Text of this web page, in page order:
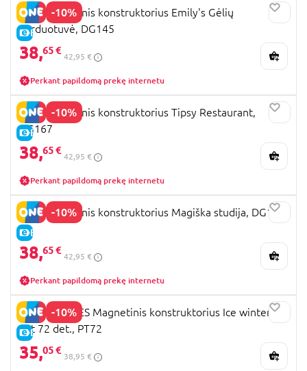
-10%
E-KAINA
ROLIFE Medinis konstruktorius Emily's Gėlių
parduotuvė, DG145
38,65 €
42,95 €
Perkant papildomą prekę internetu
-10%
E-KAINA
ROLIFE Medinis konstruktorius Tipsy Restaurant,
DG167
38,65 €
42,95 €
Perkant papildomą prekę internetu
-10%
E-KAINA
ROLIFE Medinis konstruktorius Magiška studija, DG166
38,65 €
42,95 €
Perkant papildomą prekę internetu
-10%
E-KAINA
PICASSO TILES Magnetinis konstruktorius Ice winter
Set 72 det., PT72
35,05 €
38,95 €